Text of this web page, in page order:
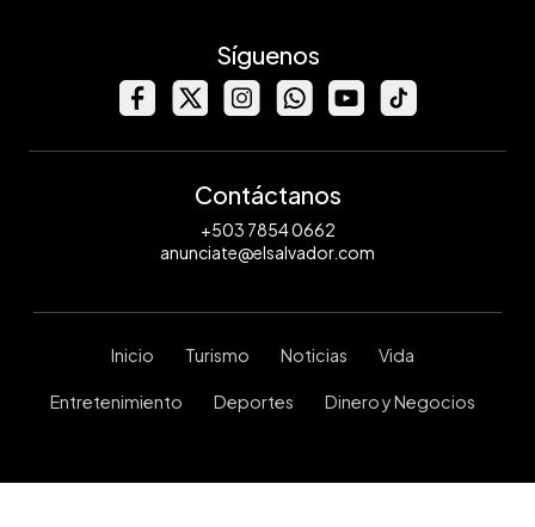
Síguenos
Contáctanos
+503 7854 0662
anunciate@elsalvador.com
Inicio Turismo Noticias Vida
Entretenimiento Deportes Dinero y Negocios